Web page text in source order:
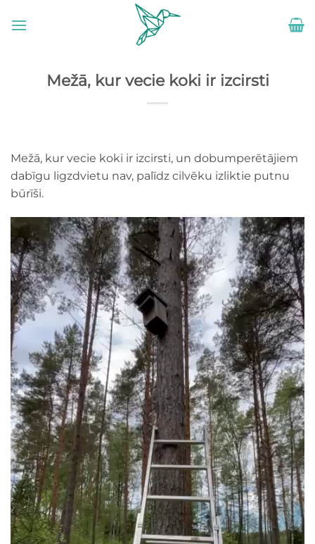
Mežā, kur vecie koki ir izcirsti
Mežā, kur vecie koki ir izcirsti, un dobumperētājiem
dabīgu ligzdvietu nav, palīdz cilvēku izliktie putnu
būrīši.